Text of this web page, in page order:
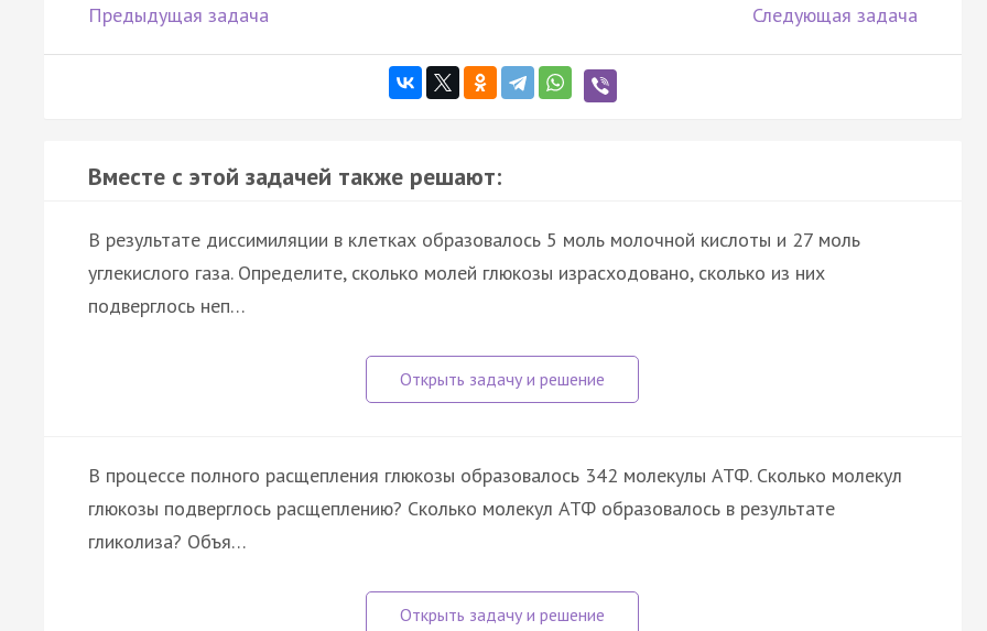
Предыдущая задача Следующая задача
Вместе с этой задачей также решают:
В результате диссимиляции в клетках образовалось 5 моль молочной кислоты и 27 моль
углекислого газа. Определите, сколько молей глюкозы израсходовано, сколько из них
подверглось неп…
В процессе полного расщепления глюкозы образовалось 342 молекулы АТФ. Сколько молекул
глюкозы подверглось расщеплению? Сколько молекул АТФ образовалось в результате
гликолиза? Объя…